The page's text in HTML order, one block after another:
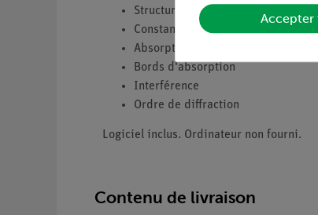
Structures cristallines
Constante de réseau
Absorption
Bords d'absorption
Interférence
Ordre de diffraction
Logiciel inclus. Ordinateur non fourni.
Contenu de livraison